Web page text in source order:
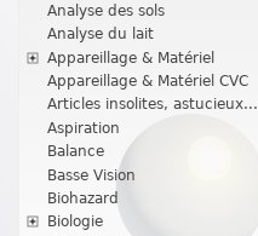
Analyse des sols
Analyse du lait
Appareillage & Matériel
Appareillage & Matériel CVC
Articles insolites, astucieux...
Aspiration
Balance
Basse Vision
Biohazard
Biologie